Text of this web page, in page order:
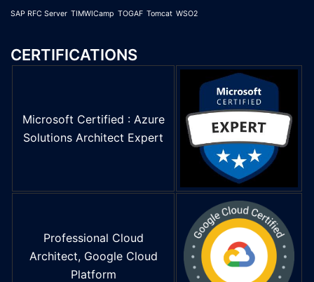
SAP RFC Server TIMWICamp TOGAF Tomcat WSO2
CERTIFICATIONS
Microsoft Certified : Azure
Solutions Architect Expert
Professional Cloud
Architect, Google Cloud
Platform